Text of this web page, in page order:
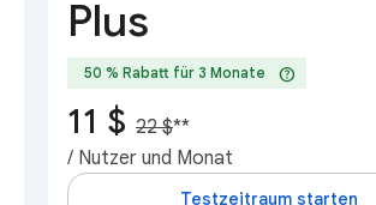
Plus
50 % Rabatt für 3 Monate help
11 $ 22 $**
/ Nutzer und Monat
Testzeitraum starten